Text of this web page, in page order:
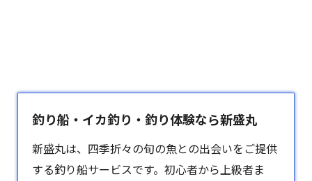
釣り船・イカ釣り・釣り体験なら新盛丸
新盛丸は、四季折々の旬の魚との出会いをご提供
する釣り船サービスです。初心者から上級者ま